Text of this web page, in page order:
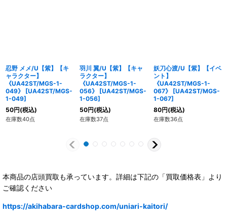
忍野 メメ/U【紫】【キ
ャラクター】
《UA42ST/MGS-1-
049》
[UA42ST/MGS-
1-049]
50円(税込)
在庫数40点
羽川 翼/U【紫】【キャ
ラクター】
《UA42ST/MGS-1-
056》
[UA42ST/MGS-
1-056]
50円(税込)
在庫数37点
妖刀心渡/U【紫】【イベ
ント】
《UA42ST/MGS-1-
067》
[UA42ST/MGS-
1-067]
80円(税込)
在庫数36点
本商品の店頭買取も承っています。詳細は下記の「買取価格表」より
ご確認ください
https://akihabara-cardshop.com/uniari-kaitori/